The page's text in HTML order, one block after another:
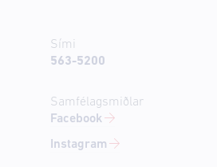
Sími
563-5200
Samfélagsmiðlar
Facebook
Instagram